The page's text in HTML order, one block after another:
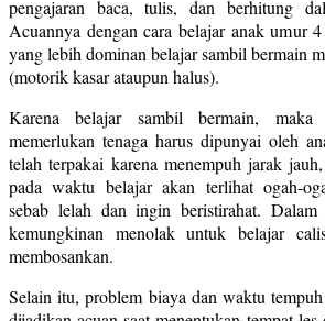
pengajaran baca, tulis, dan berhitung
Acuannya dengan cara belajar anak umur
yang lebih dominan belajar sambil bermain
(motorik kasar ataupun halus).
Karena belajar sambil bermain,
memerlukan tenaga harus dipunyai oleh
telah terpakai karena menempuh jarak
pada waktu belajar akan terlihat ogah-
sebab lelah dan ingin beristirahat.
kemungkinan menolak untuk belajar
membosankan.
Selain itu, problem biaya dan waktu